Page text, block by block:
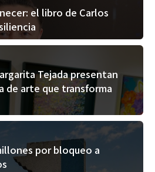
el libro de Carlos
Tejada presentan
de arte que transforma
por bloqueo a